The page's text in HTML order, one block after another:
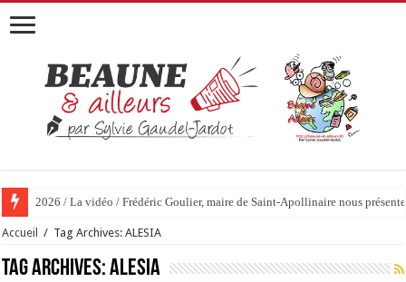
2026 / La vidéo / Frédéric Goulier, maire de Saint-Apollinaire nous
2026 / 01 vidéo et 51 photos / « JE T’ACCUSE »…ET MAINTENANT
Accueil / Tag Archives: ALESIA
Tag Archives:ALESIA